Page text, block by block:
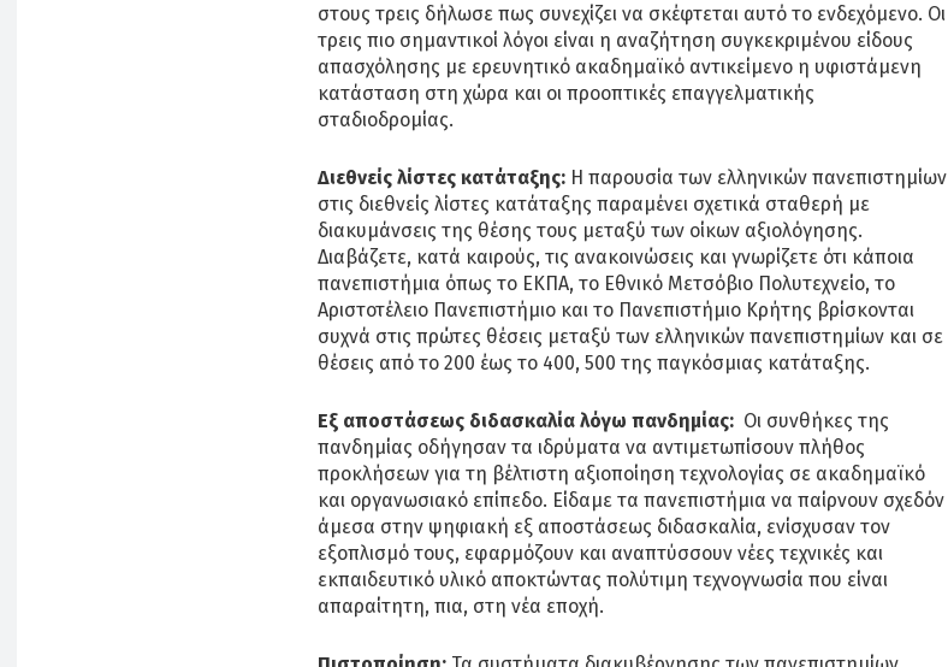
στους τρεις δήλωσε πως συνεχίζει να σκέφτεται αυτό το ενδεχόμενο. Οι
τρεις πιο σημαντικοί λόγοι είναι η αναζήτηση συγκεκριμένου είδους
απασχόλησης με ερευνητικό ακαδημαϊκό αντικείμενο η υφιστάμενη
κατάσταση στη χώρα και οι προοπτικές επαγγελματικής
σταδιοδρομίας.
Διεθνείς λίστες κατάταξης: Η παρουσία των ελληνικών πανεπιστημίων
στις διεθνείς λίστες κατάταξης παραμένει σχετικά σταθερή με
διακυμάνσεις της θέσης τους μεταξύ των οίκων αξιολόγησης.
Διαβάζετε, κατά καιρούς, τις ανακοινώσεις και γνωρίζετε ότι κάποια
πανεπιστήμια όπως το ΕΚΠΑ, το Εθνικό Μετσόβιο Πολυτεχνείο, το
Αριστοτέλειο Πανεπιστήμιο και το Πανεπιστήμιο Κρήτης βρίσκονται
συχνά στις πρώτες θέσεις μεταξύ των ελληνικών πανεπιστημίων και σε
θέσεις από το 200 έως το 400, 500 της παγκόσμιας κατάταξης.
Εξ αποστάσεως διδασκαλία λόγω πανδημίας: Οι συνθήκες της
πανδημίας οδήγησαν τα ιδρύματα να αντιμετωπίσουν πλήθος
προκλήσεων για τη βέλτιστη αξιοποίηση τεχνολογίας σε ακαδημαϊκό
και οργανωσιακό επίπεδο. Είδαμε τα πανεπιστήμια να παίρνουν σχεδόν
άμεσα στην ψηφιακή εξ αποστάσεως διδασκαλία, ενίσχυσαν τον
εξοπλισμό τους, εφαρμόζουν και αναπτύσσουν νέες τεχνικές και
εκπαιδευτικό υλικό αποκτώντας πολύτιμη τεχνογνωσία που είναι
απαραίτητη, πια, στη νέα εποχή.